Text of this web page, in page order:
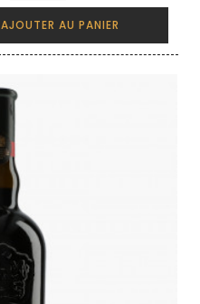
AJOUTER AU PANIER